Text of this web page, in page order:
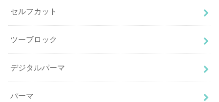
セルフカット
ツーブロック
デジタルパーマ
パーマ